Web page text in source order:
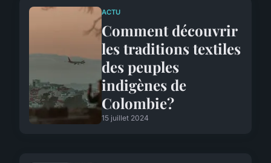
ACTU
Comment découvrir
les traditions textiles
des peuples
indigènes de
Colombie?
15 juillet 2024